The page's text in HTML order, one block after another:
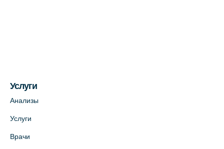
Медицинский центр на пр. Просвещения,
12к2 (официальный партнер)
Услуги
Анализы
Услуги
Врачи